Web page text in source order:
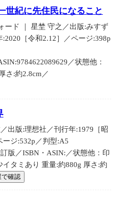
世紀に先住民になること
ード ｜ 星埜 守之／出版:みすず
:2020［令和2.12］／ページ:398p
／状態他：
さ:約2.8cm／
出版:理想社／刊行年:1979［昭
ージ:532p／判型:A5
版／ISBN・ASIN:／状態他：印
タミあり 重量:約880g 厚さ:約
で確認